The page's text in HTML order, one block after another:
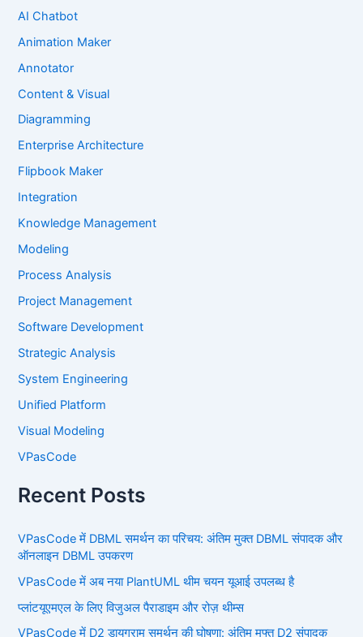
AI Chatbot
Animation Maker
Annotator
Content & Visual
Diagramming
Enterprise Architecture
Flipbook Maker
Integration
Knowledge Management
Modeling
Process Analysis
Project Management
Software Development
Strategic Analysis
System Engineering
Unified Platform
Visual Modeling
VPasCode
Recent Posts
VPasCode में DBML समर्थन का परिचय: अंतिम मुक्त DBML संपादक और
ऑनलाइन DBML उपकरण
VPasCode में अब नया PlantUML थीम चयन यूआई उपलब्ध है
प्लांटयूएमएल के लिए विजुअल पैराडाइम और रोज़ थीम्स
VPasCode में D2 डायग्राम समर्थन की घोषणा: अंतिम मुफ्त D2 संपादक